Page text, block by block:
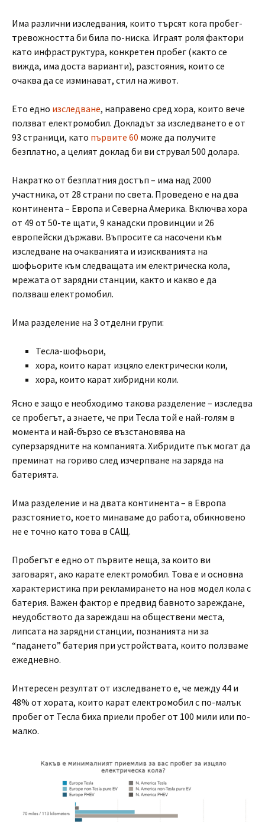
Има различни изследвания, които търсят кога пробег-
тревожността би била по-ниска. Играят роля фактори
като инфраструктура, конкретен пробег (както се
вижда, има доста варианти), разстояния, които се
очаква да се изминават, стил на живот.
Ето едно изследване, направено сред хора, които вече
ползват електромобил. Докладът за изследването е от
93 страници, като първите 60 може да получите
безплатно, а целият доклад би ви струвал 500 долара.
Накратко от безплатния достъп – има над 2000
участника, от 28 страни по света. Проведено е на два
континента – Европа и Северна Америка. Включва хора
от 49 от 50-те щати, 9 канадски провинции и 26
европейски държави. Въпросите са насочени към
изследване на очакванията и изискванията на
шофьорите към следващата им електрическа кола,
мрежата от зарядни станции, както и какво е да
ползваш електромобил.
Има разделение на 3 отделни групи:
Тесла-шофьори,
хора, които карат изцяло електрически коли,
хора, които карат хибридни коли.
Ясно е защо е необходимо такова разделение – изследва
се пробегът, а знаете, че при Тесла той е най-голям в
момента и най-бързо се възстановява на
суперзарядните на компанията. Хибридите пък могат да
преминат на гориво след изчерпване на заряда на
батерията.
Има разделение и на двата континента – в Европа
разстоянието, което минаваме до работа, обикновено
не е точно като това в САЩ.
Пробегът е едно от първите неща, за които ви
заговарят, ако карате електромобил. Това е и основна
характеристика при рекламирането на нов модел кола с
батерия. Важен фактор е предвид бавното зареждане,
неудобството да зареждаш на обществени места,
липсата на зарядни станции, познанията ни за
“падането” батерия при устройствата, които ползваме
ежедневно.
Интересен резултат от изследването е, че между 44 и
48% от хората, които карат електромобил с по-малък
пробег от Тесла биха приели пробег от 100 мили или по-
малко.